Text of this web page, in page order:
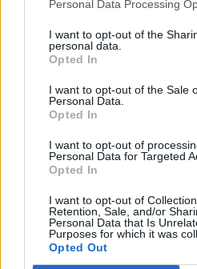
Personal Data Processing
I want to opt-out of the
personal data.
Opted In
I want to opt-out of the Sale
Personal Data.
Opted In
I want to opt-out of
Personal Data for Targeted
Opted In
I want to opt-out of
Retention, Sale, and/or
Personal Data that Is
Purposes for which it was
Opted Out
Vad kom först
Polisen sköt
Dumheten och
gränser
När rasisterna
förlorare
Dela detta: